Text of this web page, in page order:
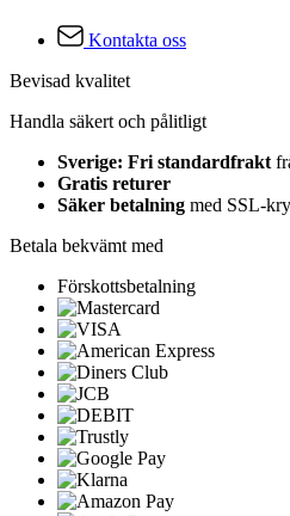
Kontakta oss
Bevisad kvalitet
Handla säkert och pålitligt
Sverige: Fri standardfrakt
Gratis returer
Säker betalning med SSL-
Betala bekvämt med
Förskottsbetalning